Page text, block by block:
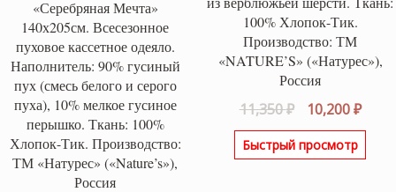
«Серебряная Мечта»
140х205см. Всесезонное
пуховое кассетное одеяло.
Наполнитель: 90% гусиный
пух (смесь белого и серого
пуха), 10% мелкое гусиное
перышко. Ткань: 100%
Хлопок-Тик. Производство:
ТМ «Натурес» («Nature’s»),
Россия
100% Хлопок-Тик.
Производство: ТМ
«NATURE’S» («Натурес»),
Россия
11,350₽
цена
составляла
10,200₽
Быстрый просмотр